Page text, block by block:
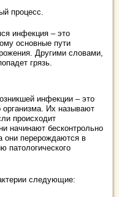
процесс.
инфекция ‒ это
основные пути
Другими словами,
грязь.
инфекции ‒ это
организма. Их называют
происходит
начинают бесконтрольно
они перерождаются в
патологического
следующие: